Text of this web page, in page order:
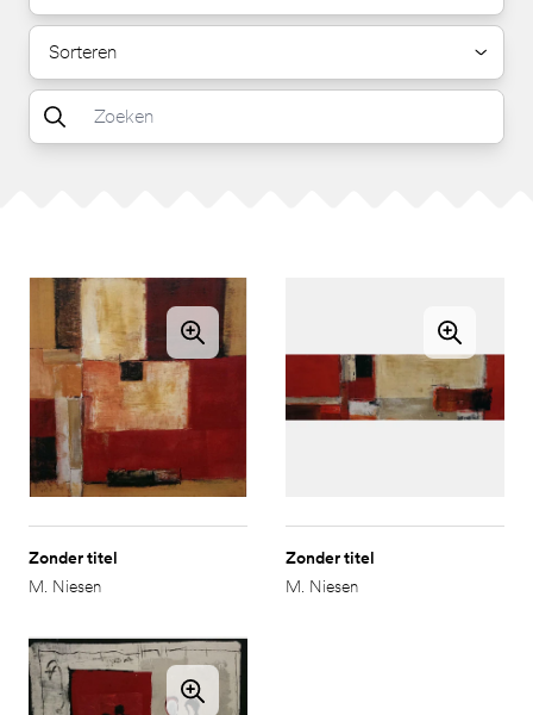
Sorteren
Zonder titel
M. Niesen
Zonder titel
M. Niesen